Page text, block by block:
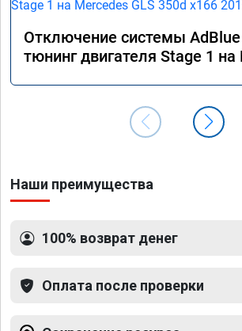
Отключение системы
тюнинг двигателя Stage 1
Наши преимущества
100% возврат денег
Оплата после проверки